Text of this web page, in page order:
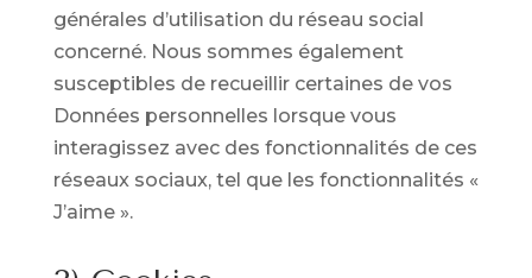
générales d’utilisation du réseau social
concerné. Nous sommes également
susceptibles de recueillir certaines de vos
Données personnelles lorsque vous
interagissez avec des fonctionnalités de ces
réseaux sociaux, tel que les fonctionnalités «
J’aime ».